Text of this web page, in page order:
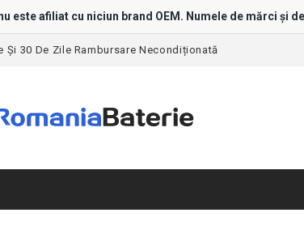
este afiliat cu niciun brand OEM. Numele de mărci
Și 30 De Zile Rambursare Necondiționată